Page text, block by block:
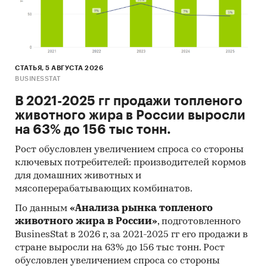
СТАТЬЯ, 5 АВГУСТА 2026
BUSINESSTAT
В 2021-2025 гг продажи топленого
животного жира в России выросли
на 63% до 156 тыс тонн.
Рост обусловлен увеличением спроса со стороны
ключевых потребителей: производителей кормов
для домашних животных и
мясоперерабатывающих комбинатов.
По данным «Анализа рынка топленого
животного жира в России», подготовленного
BusinesStat в 2026 г, за 2021-2025 гг его продажи в
стране выросли на 63% до 156 тыс тонн. Рост
обусловлен увеличением спроса со стороны